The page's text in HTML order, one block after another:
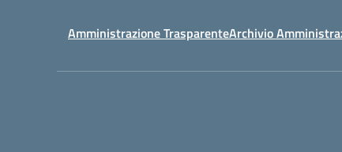
Amministrazione TrasparenteArchivio